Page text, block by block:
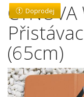
Doprodej
(65cm)